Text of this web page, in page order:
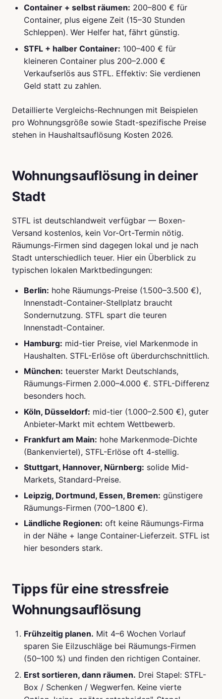
Container + selbst räumen: 200–800 € für
Container, plus eigene Zeit (15–30 Stunden
Schleppen). Wer Helfer hat, fährt günstig.
STFL + halber Container: 100–400 € für
kleineren Container plus 200–2.000 €
Verkaufserlös aus STFL. Effektiv: Sie verdienen
Geld statt zu zahlen.
Detaillierte Vergleichs-Rechnungen mit Beispielen
pro Wohnungsgröße sowie Stadt-spezifische Preise
stehen in Haushaltsauflösung Kosten 2026.
Wohnungsauflösung in deiner
Stadt
STFL ist deutschlandweit verfügbar — Boxen-
Versand kostenlos, kein Vor-Ort-Termin nötig.
Räumungs-Firmen sind dagegen lokal und je nach
Stadt unterschiedlich teuer. Hier ein Überblick zu
typischen lokalen Marktbedingungen:
Berlin: hohe Räumungs-Preise (1.500–3.500 €),
Innenstadt-Container-Stellplatz braucht
Sondernutzung. STFL spart die teuren
Innenstadt-Container.
Hamburg: mid-tier Preise, viel Markenmode in
Haushalten. STFL-Erlöse oft überdurchschnittlich.
München: teuerster Markt Deutschlands,
Räumungs-Firmen 2.000–4.000 €. STFL-Differenz
besonders hoch.
Köln, Düsseldorf: mid-tier (1.000–2.500 €), guter
Anbieter-Markt mit echtem Wettbewerb.
Frankfurt am Main: hohe Markenmode-Dichte
(Bankenviertel), STFL-Erlöse oft 4-stellig.
Stuttgart, Hannover, Nürnberg: solide Mid-
Markets, Standard-Preise.
Leipzig, Dortmund, Essen, Bremen: günstigere
Räumungs-Firmen (700–1.800 €).
Ländliche Regionen: oft keine Räumungs-Firma
in der Nähe + lange Container-Lieferzeit. STFL ist
hier besonders stark.
Tipps für eine stressfreie
Wohnungsauflösung
Frühzeitig planen. Mit 4–6 Wochen Vorlauf
sparen Sie Eilzuschläge bei Räumungs-Firmen
(50–100 %) und finden den richtigen Container.
Erst sortieren, dann räumen. Drei Stapel: STFL-
Box / Schenken / Wegwerfen. Keine vierte